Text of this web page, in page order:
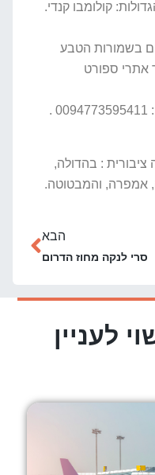
קולומבו קנדי.
בשמורות הטבע
אתרי ספורט
: בהדולה,
אמפרה, והמבטוטה.
הבא
סרי לנקה מחוז הדרום
לעניין